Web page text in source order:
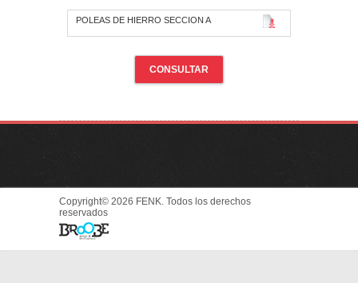
POLEAS DE HIERRO SECCION A
CONSULTAR
Copyright© 2026 FENK. Todos los derechos
reservados